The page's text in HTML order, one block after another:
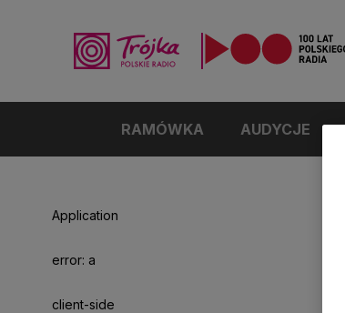
RAMÓWKA AUDYCJE
Application
error: a
client-side